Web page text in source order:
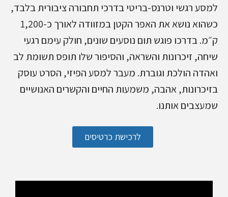
למסע רגשי וטרנס-בריטי בדרכי תחבורה ציבורית בלבד,
כשהוא נושא את האפר הקטן במזוודה לאורך כ-1,200
ק״מ. בדרכו פוגש תום נוסעים שונים, חולק עימם רגעי
שיחה, זיכרונות והשראה, והסיפור שלו תופס תשומת לב
ואהדה הולכת וגוברת. מעבר למסע הפיזי, הסרט עוסק
בזיכרונות, אהבה, משמעות החיים והקשרים האנושיים
שמעצבים אותנו.
לרכישת כרטיסים